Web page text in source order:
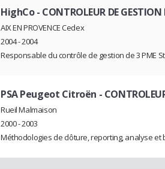
HighCo- CONTROLEUR DE
AIX EN PROVENCE Cedex
2004 - 2004
Responsable du contrôle de gestion de 3 PME
PSA Peugeot Citroën -
Rueil Malmaison
2000 - 2003
Méthodologies de clôture, reporting, analyse